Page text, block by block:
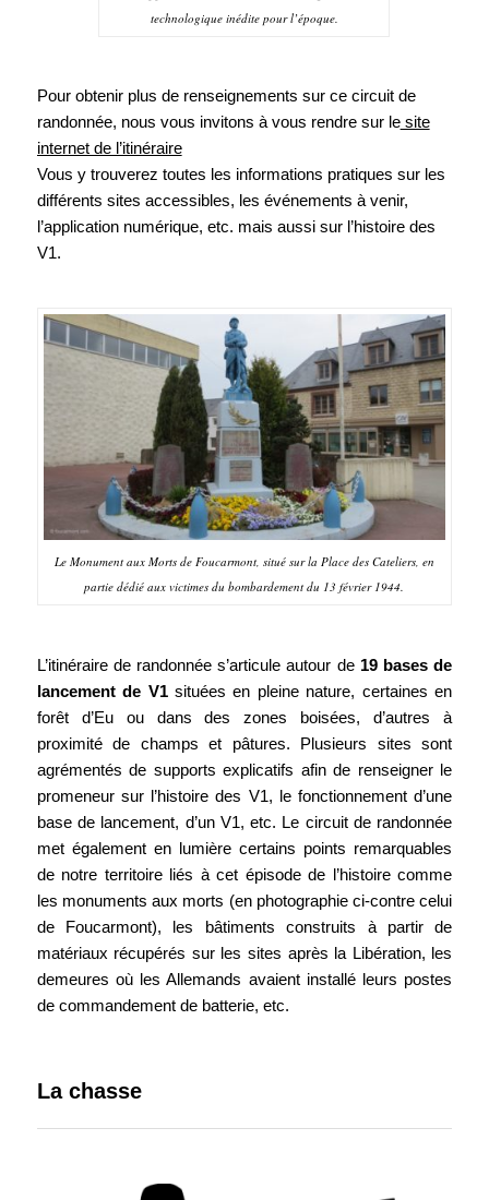
technologique inédite pour l’époque.
Pour obtenir plus de renseignements sur ce circuit de
randonnée, nous vous invitons à vous rendre sur lesite
internet de l’itinéraire
Vous y trouverez toutes les informations pratiques sur les
différents sites accessibles, les événements à venir,
l’application numérique, etc. mais aussi sur l’histoire des
V1.
Le Monument aux Morts de Foucarmont, situé sur la Place des Cateliers, en
partie dédié aux victimes du bombardement du 13 février 1944.
L’itinéraire de randonnée s’articule autour de 19 bases de
lancement de V1situées en pleine nature, certaines en
forêt d’Eu ou dans des zones boisées, d’autres à
proximité de champs et pâtures. Plusieurs sites sont
agrémentés de supports explicatifs afin de renseigner le
promeneur sur l’histoire des V1, le fonctionnement d’une
base de lancement, d’un V1, etc. Le circuit de randonnée
met également en lumière certains points remarquables
de notre territoire liés à cet épisode de l’histoire comme
les monuments aux morts (en photographie ci-contre celui
de Foucarmont), les bâtiments construits à partir de
matériaux récupérés sur les sites après la Libération, les
demeures où les Allemands avaient installé leurs postes
de commandement de batterie, etc.
La chasse